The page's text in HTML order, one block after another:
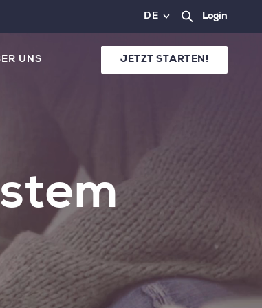
DE Login
UNS JETZT STARTEN!